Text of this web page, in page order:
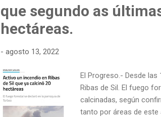
que segundo as
hectáreas.
- agosto 13, 2022
El Progreso.- Desde
Ribas de Sil. El fuego
calcinadas, según
tanto por áreas de este